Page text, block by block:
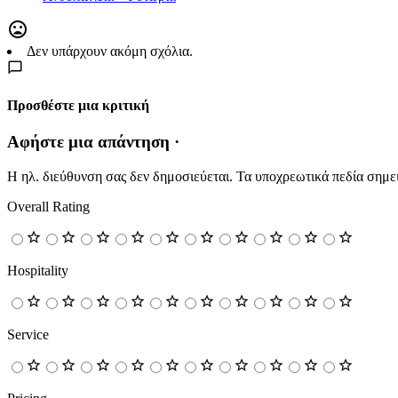
Δεν υπάρχουν ακόμη σχόλια.
Προσθέστε μια κριτική
Αφήστε μια απάντηση ·
Η ηλ. διεύθυνση σας δεν δημοσιεύεται. Τα υποχρεωτικά πεδία
Overall Rating
Hospitality
Service